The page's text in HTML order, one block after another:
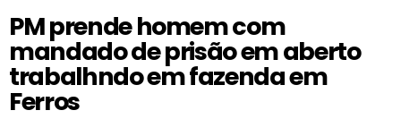
PM prende homem com
mandado de prisão em aberto
trabalhndo em fazenda em
Ferros